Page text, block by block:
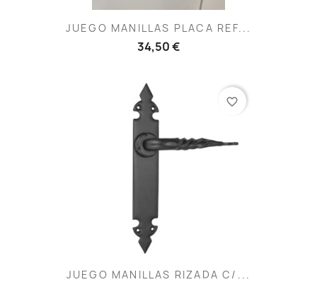
JUEGO MANILLAS PLACA REF...
34,50 €
JUEGO MANILLAS RIZADA C/...
favorite_border